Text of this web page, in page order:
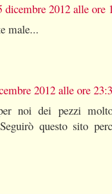
dicembre 2012 alle ore
male...
2012 alle ore
noi dei pezzi
questo sito